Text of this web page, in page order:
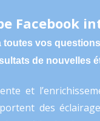
Facebook
toutes vos
de nouvelles
et
des